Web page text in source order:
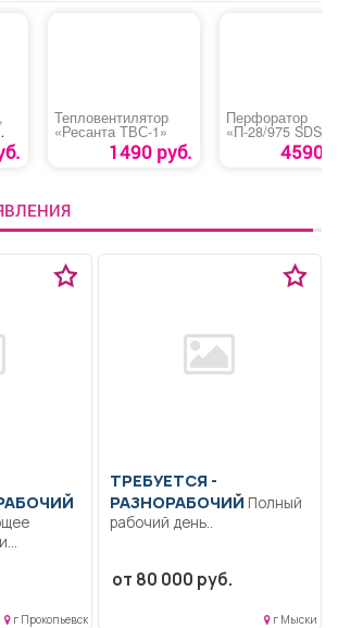
Тепловентилятор
«Ресанта ТВС-1»
1490 руб.
Перфоратор
«П-28/975 SDS
ПОБЕДА»4590
г Прокопьевск
ТРЕБУЕТСЯ -
РАЗНОРАБОЧИЙ
рабочий день..
от 80 000 руб.
г Мыски